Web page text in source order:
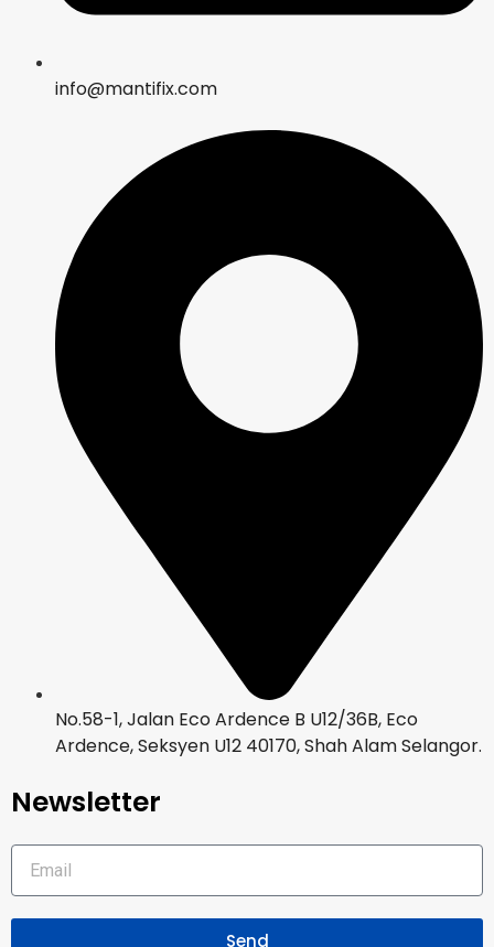
info@mantifix.com
No.58-1, Jalan Eco Ardence B U12/36B, Eco
Ardence, Seksyen U12 40170, Shah Alam Selangor.
Newsletter
Send